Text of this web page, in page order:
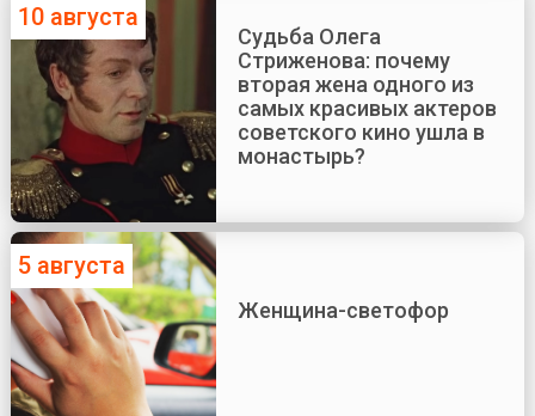
10 августа
Судьба Олега
Стриженова: почему
вторая жена одного из
самых красивых актеров
советского кино ушла в
монастырь?
5 августа
Женщина-светофор